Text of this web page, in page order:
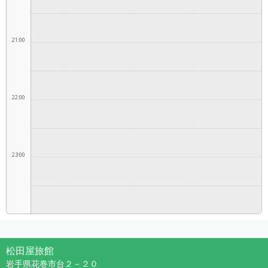
21:00
22:00
23:00
松田屋旅館
岩手県花巻市台２－２０